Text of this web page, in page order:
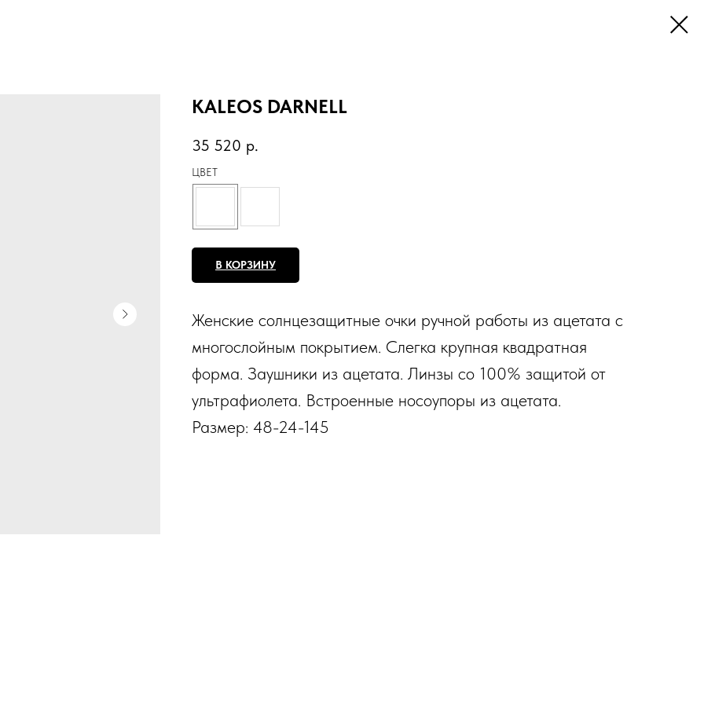
KALEOS DARNELL
35 520 р.
ЦВЕТ
В КОРЗИНУ
Женские солнцезащитные очки ручной работы из ацетата с
многослойным покрытием. Слегка крупная квадратная
форма. Заушники из ацетата. Линзы со 100% защитой от
ультрафиолета. Встроенные носоупоры из ацетата.
Размер: 48-24-145